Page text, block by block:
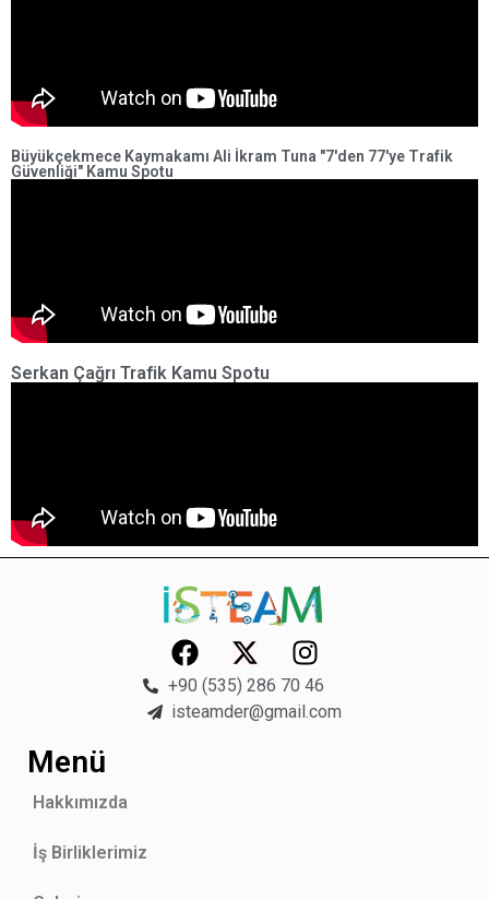
Büyükçekmece Kaymakamı Ali İkram Tuna "7'den 77'ye Trafik
Güvenliği" Kamu Spotu
Serkan Çağrı Trafik Kamu Spotu
+90 (535) 286 70 46
isteamder@gmail.com
Menü
Hakkımızda
İş Birliklerimiz